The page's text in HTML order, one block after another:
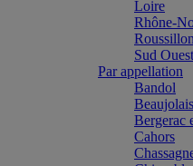
Loire
Rhône-
Roussillon
Sud Ouest
Par appellation
Bandol
Bergerac
Cahors